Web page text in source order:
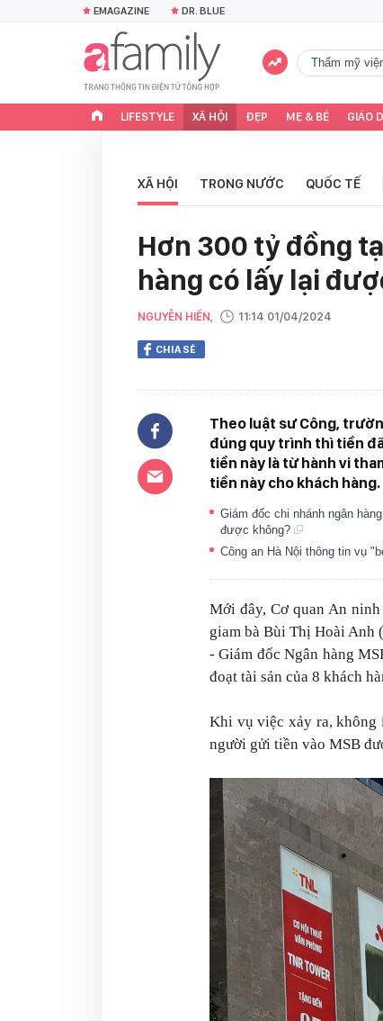
EMAGAZINE DR. BLUE
Thẩm mỹ
LIFESTYLE XÃ HỘI ĐẸP MẸ & BÉ GIÁO
XÃ HỘI TRONG NƯỚC QUỐC TẾ
Hơn 300 tỷ đồng
hàng có lấy lại
NGUYỄN HIỀN, 11:14 01/04/2024
CHIA SẺ
Theo luật sư Công,
đúng quy trình thì tiền
tiền này là từ hành vi
tiền này cho khách hàng.
Giám đốc chi nhánh ngân
được không?
Công an Hà Nội thông tin vụ
Mới đây, Cơ quan An
giam bà Bùi Thị Hoài Anh
- Giám đốc Ngân hàng
đoạt tài sản của 8 khách
Khi vụ việc xảy ra, không
người gửi tiền vào MSB